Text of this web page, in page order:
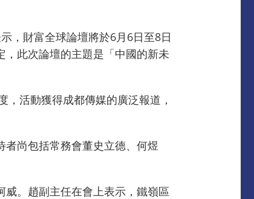
，財富全球論壇將於6月6日至8日
此次論壇的主題是「中國的新未
活動獲得成都傳媒的廣泛報道，
尚包括常務會董史立德、何煜
。趙副主任在會上表示，鐵嶺區